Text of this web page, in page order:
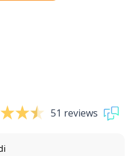
51 reviews